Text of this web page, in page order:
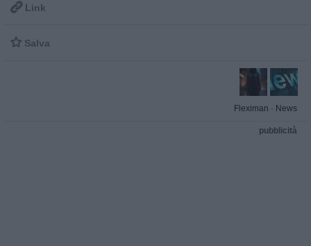
 Link
 Salva
Fleximan · News
pubblicità